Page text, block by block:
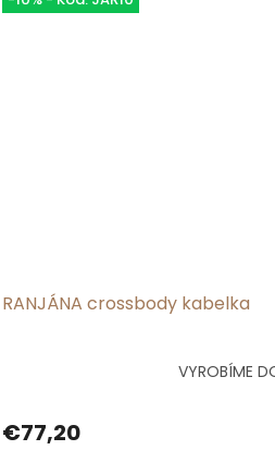
RANJÁNA crossbody kabelka
je
VYROBÍME
€77,20